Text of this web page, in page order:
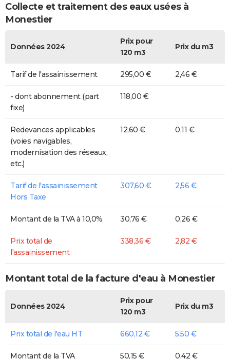
Collecte et traitement des eaux usées à
Monestier
Données 2024
Prix pour
120 m3
Prix du m3
Tarif de l'assainissement 295,00 € 2,46 €
- dont abonnement (part
fixe)
118,00 €
Redevances applicables
(voies navigables,
modernisation des réseaux,
etc.)
12,60 € 0,11 €
Tarif de l'assainissement
Hors Taxe
307,60 € 2,56 €
Montant de la TVA à 10,0% 30,76 € 0,26 €
Prix total de
l'assainissement
338,36 € 2,82 €
Montant total de la facture d'eau à Monestier
Données 2024
Prix pour
120 m3
Prix du m3
Prix total de l'eau HT 660,12 € 5,50 €
Montant de la TVA 50,15 € 0,42 €